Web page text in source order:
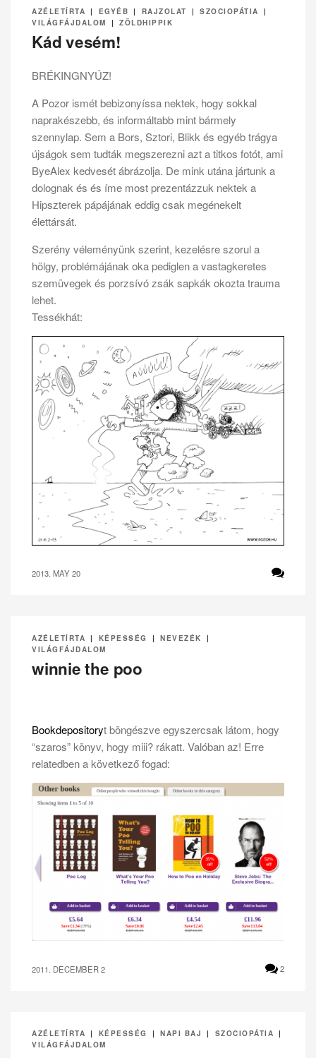
AZÉLETÍRTA | EGYÉB | RAJZOLAT | SZOCIOPÁTIA
|
VILÁGFÁJDALOM
| ZÖLDHIPPIK
Kád vesém!
BRÉKINGNYÚZ!
A Pozor ismét bebizonyíssa nektek, hogy sokkal
naprakészebb, és informáltabb mint bármely
szennylap. Sem a Bors, Sztori, Blikk és egyéb trágya
újságok sem tudták megszerezni azt a titkos fotót, ami
ByeAlex kedvesét ábrázolja. De mink utána jártunk a
dolognak és és íme most prezentázzuk nektek a
Hipszterek pápájának eddig csak megénekelt
élettársát.
Szerény véleményünk szerint, kezelésre szorul a
hölgy, problémájának oka pediglen a vastagkeretes
szemüvegek és porzsívó zsák sapkák okozta trauma
lehet.
Tessékhát:
2013. MAY 20
AZÉLETÍRTA | KÉPESSÉG | NEVEZÉK
|
VILÁGFÁJDALOM
winnie the poo
Bookdepositoryt böngészve egyszercsak látom, hogy
“szaros” könyv, hogy miii? rákatt. Valóban az! Erre
relatedben a következő fogad:
2011. DECEMBER 2 2
AZÉLETÍRTA | KÉPESSÉG | NAPI BAJ | SZOCIOPÁTIA |
VILÁGFÁJDALOM